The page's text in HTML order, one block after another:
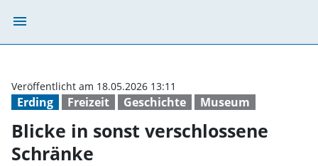
menu
Erding Freizeit Geschichte Museum
Veröffentlicht am 18.05.2026 13:11
Blicke in sonst verschlossene
Schränke